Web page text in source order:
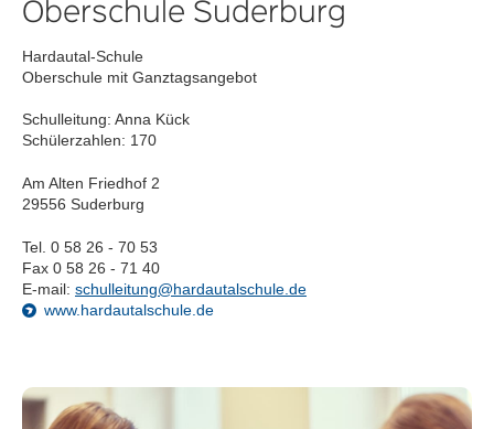
Oberschule Suderburg
Hardautal-Schule
Oberschule mit Ganztagsangebot
Schulleitung: Anna Kück
Schülerzahlen: 170
Am Alten Friedhof 2
29556 Suderburg
Tel. 0 58 26 - 70 53
Fax 0 58 26 - 71 40
E-mail: schulleitung@hardautalschule.de
www.hardautalschule.de